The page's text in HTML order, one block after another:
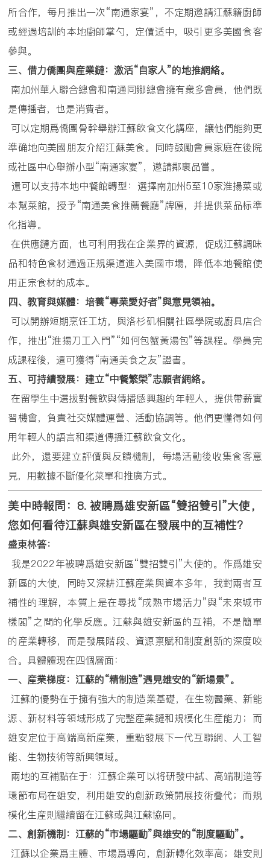
所合作，每月推出一次“南通家宴”，不定期邀請江蘇籍廚師
或經過培訓的本地廚師掌勺，定價适中，吸引更多美國食客
參與。
三、借力僑團與産業鏈：激活“自家人”的地推網絡。
南加州華人聯合總會和南通同鄉總會擁有衆多會員，他們既
是傳播者，也是消費者。
可以定期爲僑團骨幹舉辦江蘇飲食文化講座，讓他們能夠更
準确地向美國朋友介紹江蘇美食。同時鼓勵會員家庭在後院
或社區中心舉辦小型“南通家宴”，邀請鄰裏品嘗。
還可以支持本地中餐館轉型：選擇南加州5至10家淮揚菜或
本幫菜館，授予“南通美食推薦餐廳”牌匾，并提供菜品标準
化指導。
在供應鏈方面，也可利用我在企業界的資源，促成江蘇調味
品和特色食材通過正規渠道進入美國市場，降低本地餐館使
用正宗食材的成本。
四、教育與媒體：培養“專業愛好者”與意見領袖。
可以開辦短期烹饪工坊，與洛杉矶相關社區學院或廚具店合
作，推出“淮揚刀工入門”“如何包蟹黃湯包”等課程。學員完
成課程後，還可獲得“南通美食之友”證書。
五、可持續發展：建立“中餐繁榮”志願者網絡。
在留學生中選拔對餐飲與傳播感興趣的年輕人，提供帶薪實
習機會，負責社交媒體運營、活動協調等。他們更懂得如何
用年輕人的語言和渠道傳播江蘇飲食文化。
此外，還要建立評價與反饋機制，每場活動後收集食客意
見，用數據不斷優化菜單和推廣方式。
美中時報問：8.被聘爲雄安新區“雙招雙引”大使，
您如何看待江蘇與雄安新區在發展中的互補性？
盛東林答：
我是2022年被聘爲雄安新區“雙招雙引”大使的。作爲雄安
新區的大使，同時又深耕江蘇産業與資本多年，我對兩者互
補性的理解，本質上是在尋找“成熟市場活力”與“未來城市
樣闆”之間的化學反應。江蘇與雄安新區的互補，不是簡單
的産業轉移，而是發展階段、資源禀賦和制度創新的深度咬
合。具體體現在四個層面：
一、産業梯度：江蘇的“精制造”遇見雄安的“新場景”。
江蘇的優勢在于擁有強大的制造業基礎，在生物醫藥、新能
源、新材料等領域形成了完整産業鏈和規模化生産能力；而
雄安定位于高端高新産業，重點發展下一代互聯網、人工智
能、生物技術等新興領域。
兩地的互補點在于：江蘇企業可以将研發中試、高端制造等
環節布局在雄安，利用雄安的創新政策開展技術叠代；而規
模化生産則繼續留在江蘇或與江蘇協同。
二、創新機制：江蘇的“市場驅動”與雄安的“制度驅動”。
江蘇以企業爲主體、市場爲導向，創新轉化效率高；雄安則